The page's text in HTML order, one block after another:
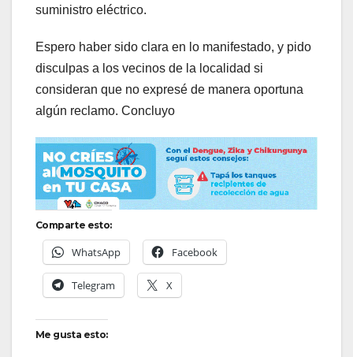
suministro eléctrico.
Espero haber sido clara en lo manifestado, y pido
disculpas a los vecinos de la localidad si
consideran que no expresé de manera oportuna
algún reclamo. Concluyo
Comparte esto:
WhatsApp Facebook
Telegram X
Me gusta esto: